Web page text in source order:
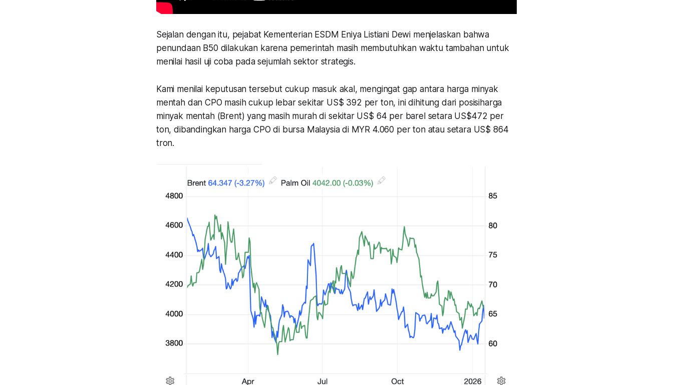
Sejalan dengan itu, pejabat Kementerian ESDM Eniya Listiani Dewi menjelaskan bahwa
penundaan B50 dilakukan karena pemerintah masih membutuhkan waktu tambahan untuk
menilai hasil uji coba pada sejumlah sektor strategis.
Kami menilai keputusan tersebut cukup masuk akal, mengingat gap antara harga minyak
mentah dan CPO masih cukup lebar sekitar US$ 392 per ton, ini dihitung dari posisiharga
minyak mentah (Brent) yang masih murah di sekitar US$ 64 per barel setara US$472 per
ton, dibandingkan harga CPO di bursa Malaysia di MYR 4.060 per ton atau setara US$ 864
tron.